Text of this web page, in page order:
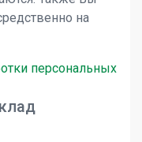
на
персональных